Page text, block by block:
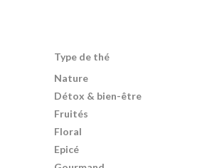
Type de thé
Nature
Détox & bien-être
Fruités
Floral
Epicé